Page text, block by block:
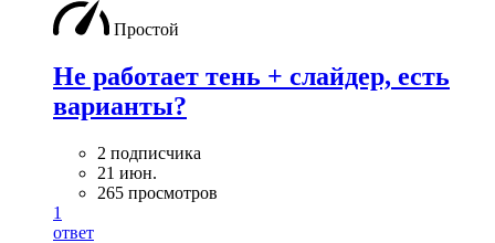
Простой
Не работает тень + слайдер, есть
варианты?
2 подписчика
21 июн.
265 просмотров
1
ответ